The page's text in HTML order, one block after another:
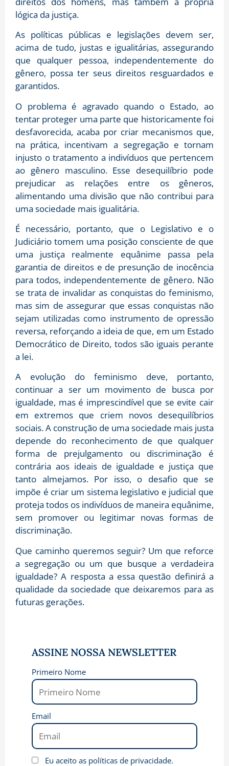
lógica da justiça.
As políticas públicas e legislações devem ser,
acima de tudo, justas e igualitárias, assegurando
que qualquer pessoa, independentemente do
gênero, possa ter seus direitos resguardados e
garantidos.
O problema é agravado quando o Estado, ao
tentar proteger uma parte que historicamente foi
desfavorecida, acaba por criar mecanismos que,
na prática, incentivam a segregação e tornam
injusto o tratamento a indivíduos que pertencem
ao gênero masculino. Esse desequilíbrio pode
prejudicar as relações entre os gêneros,
alimentando uma divisão que não contribui para
uma sociedade mais igualitária.
É necessário, portanto, que o Legislativo e o
Judiciário tomem uma posição consciente de que
uma justiça realmente equânime passa pela
garantia de direitos e de presunção de inocência
para todos, independentemente de gênero. Não
se trata de invalidar as conquistas do feminismo,
mas sim de assegurar que essas conquistas não
sejam utilizadas como instrumento de opressão
reversa, reforçando a ideia de que, em um Estado
Democrático de Direito, todos são iguais perante
a lei.
A evolução do feminismo deve, portanto,
continuar a ser um movimento de busca por
igualdade, mas é imprescindível que se evite cair
em extremos que criem novos desequilíbrios
sociais. A construção de uma sociedade mais justa
depende do reconhecimento de que qualquer
forma de prejulgamento ou discriminação é
contrária aos ideais de igualdade e justiça que
tanto almejamos. Por isso, o desafio que se
impõe é criar um sistema legislativo e judicial que
proteja todos os indivíduos de maneira equânime,
sem promover ou legitimar novas formas de
discriminação.
Que caminho queremos seguir? Um que reforce
a segregação ou um que busque a verdadeira
igualdade? A resposta a essa questão definirá a
qualidade da sociedade que deixaremos para as
futuras gerações.
ASSINE NOSSA NEWSLETTER
Primeiro Nome
Email
Eu aceito as políticas de privacidade.